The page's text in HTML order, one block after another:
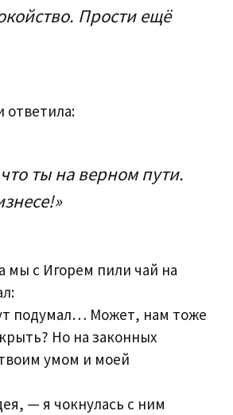
Прости ещё
ответила:
ты на верном пути.
мы с Игорем пили чай на
подумал… Может, нам тоже
Но на законных
умом и моей
— я чокнулась с ним